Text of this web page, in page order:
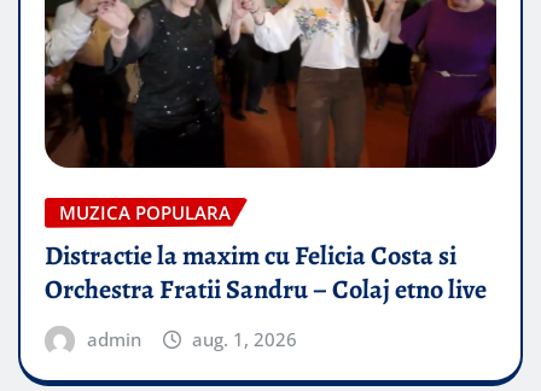
MUZICA POPULARA
Distractie la maxim cu Felicia Costa si
Orchestra Fratii Sandru – Colaj etno live
admin aug. 1, 2026